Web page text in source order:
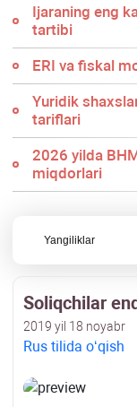
Ijaraning eng
tartibi
ERI va fiskal
Yuridik
tariflari
2026 yilda
miqdorlari
Yangiliklar
Soliqchilar
2019 yil 18 noyabr
Rus tilida oʻqish